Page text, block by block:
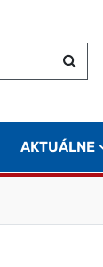
Hľadať
AKTUÁLNE